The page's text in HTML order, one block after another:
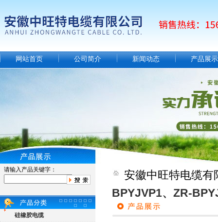
网站首页 公司简介 新闻动态 产品展示
请输入产品关键字：
硅橡胶电缆
安徽中旺特电缆
BPYJVP1、ZR-